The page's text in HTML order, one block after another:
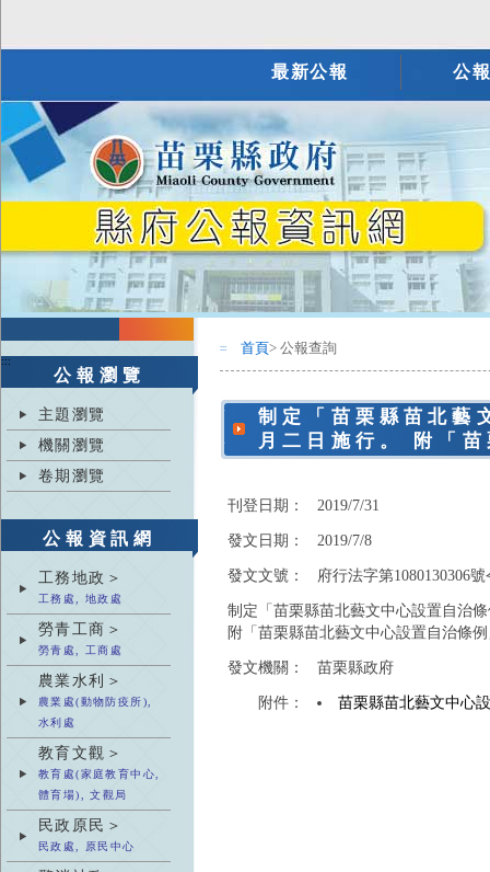
最新公報 公
:::
公報瀏覽
主題瀏覽
機關瀏覽
卷期瀏覽
公報資訊網
工務地政＞
工務處, 地政處
勞青工商＞
勞青處, 工商處
農業水利＞
農業處(動物防疫所),
水利處
教育文觀＞
教育處(家庭教育中心,
體育場), 文觀局
民政原民＞
民政處, 原民中心
::: 首頁> 公報查詢
制定「苗栗縣苗北藝
月二日施行。 附「
刊登日期：
2019/7/31
發文日期：
2019/7/8
發文文號：
府行法字第1080130306號
制定「苗栗縣苗北藝文中心設置自治
附「苗栗縣苗北藝文中心設置自治條
發文機關：
苗栗縣政府
附件：
苗栗縣苗北藝文中心